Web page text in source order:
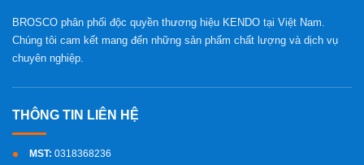
BROSCO phân phối độc quyền thương hiệu KENDO tại Việt Nam.
Chúng tôi cam kết mang đến những sản phẩm chất lượng và dịch vụ
chuyên nghiệp.
MST: 0318368236